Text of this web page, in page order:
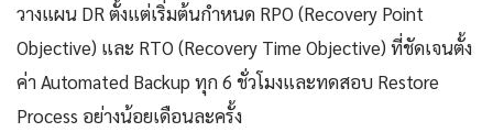
วางแผน DR ตั้งแต่เริ่มต้นกำหนด RPO (Recovery Point
Objective) และ RTO (Recovery Time Objective) ที่ชัดเจนตั้ง
ค่า Automated Backup ทุก 6 ชั่วโมงและทดสอบ Restore
Process อย่างน้อยเดือนละครั้ง